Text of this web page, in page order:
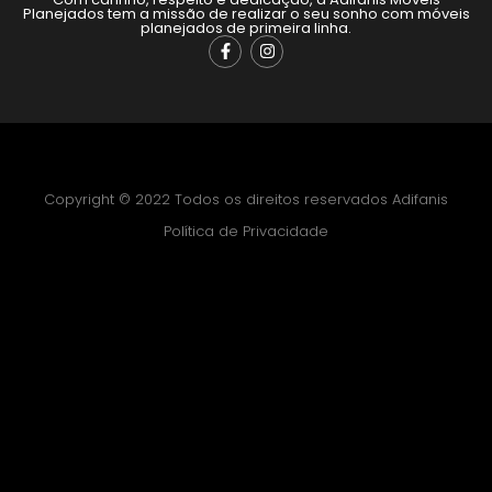
Planejados tem a missão de realizar o seu sonho com móveis
planejados de primeira linha.
Copyright © 2022 Todos os direitos reservados Adifanis
Política de Privacidade